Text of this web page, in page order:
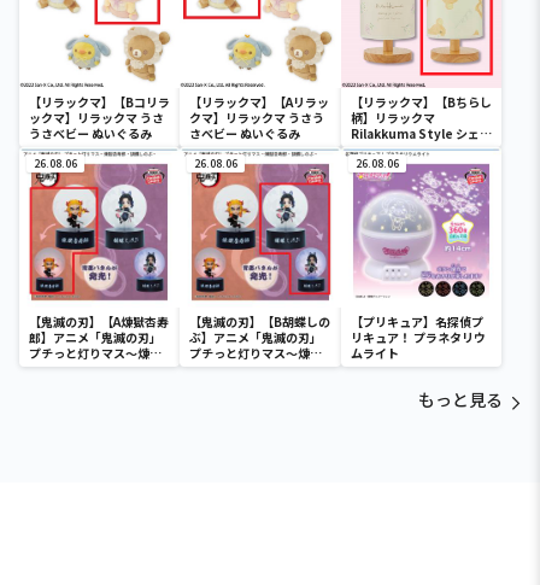
【リラックマ】【Bコリラ
ックマ】リラックマ うさ
うさべビー ぬいぐるみ
【リラックマ】【Aリラッ
クマ】リラックマ うさう
さべビー ぬいぐるみ
【リラックマ】【Bちらし
柄】リラックマ
Rilakkuma Style シェー
ドライト
26.08.06
【鬼滅の刃】【A煉獄杏寿
郎】アニメ「鬼滅の刃」
プチっと灯りマス～煉獄
杏寿郎・胡蝶しのぶ～
26.08.06
【鬼滅の刃】【B胡蝶しの
ぶ】アニメ「鬼滅の刃」
プチっと灯りマス～煉獄
杏寿郎・胡蝶しのぶ～
26.08.06
【プリキュア】名探偵プ
リキュア！ プラネタリウ
ムライト
もっと見る